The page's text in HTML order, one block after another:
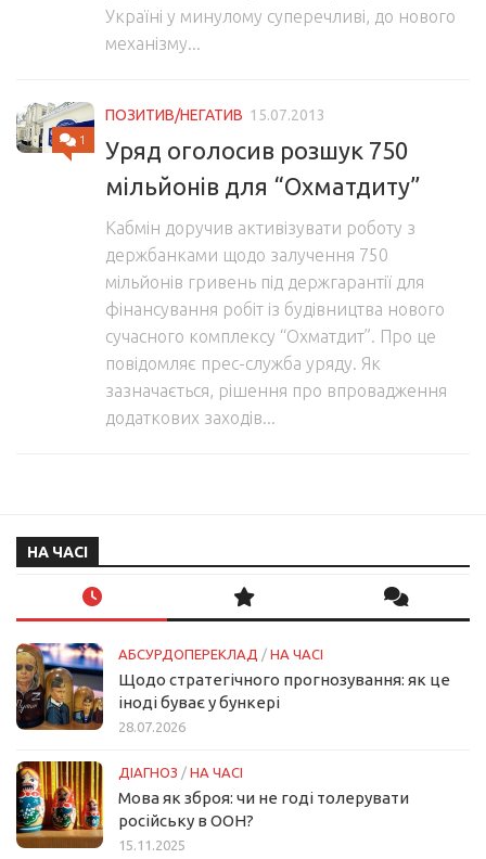
Україні у минулому суперечливі, до нового
механізму...
1
ПОЗИТИВ/НЕГАТИВ 15.07.2013
Уряд оголосив розшук 750
мільйонів для “Охматдиту”
Кабмін доручив активiзувати роботу з
держбанками щодо залучення 750
мільйонів гривень пiд держгарантiї для
фiнансування робiт iз будiвництва нового
сучасного комплексу “Охматдит”. Про це
повідомляє прес-служба уряду. Як
зазначається, рiшення про впровадження
додаткових заходiв...
НА ЧАСІ
АБСУРДОПЕРЕКЛАД / НА ЧАСІ
Щодо стратегічного прогнозування: як це
іноді буває у бункері
28.07.2026
ДІАГНОЗ / НА ЧАСІ
Мова як зброя: чи не годі толерувати
російську в ООН?
15.11.2025